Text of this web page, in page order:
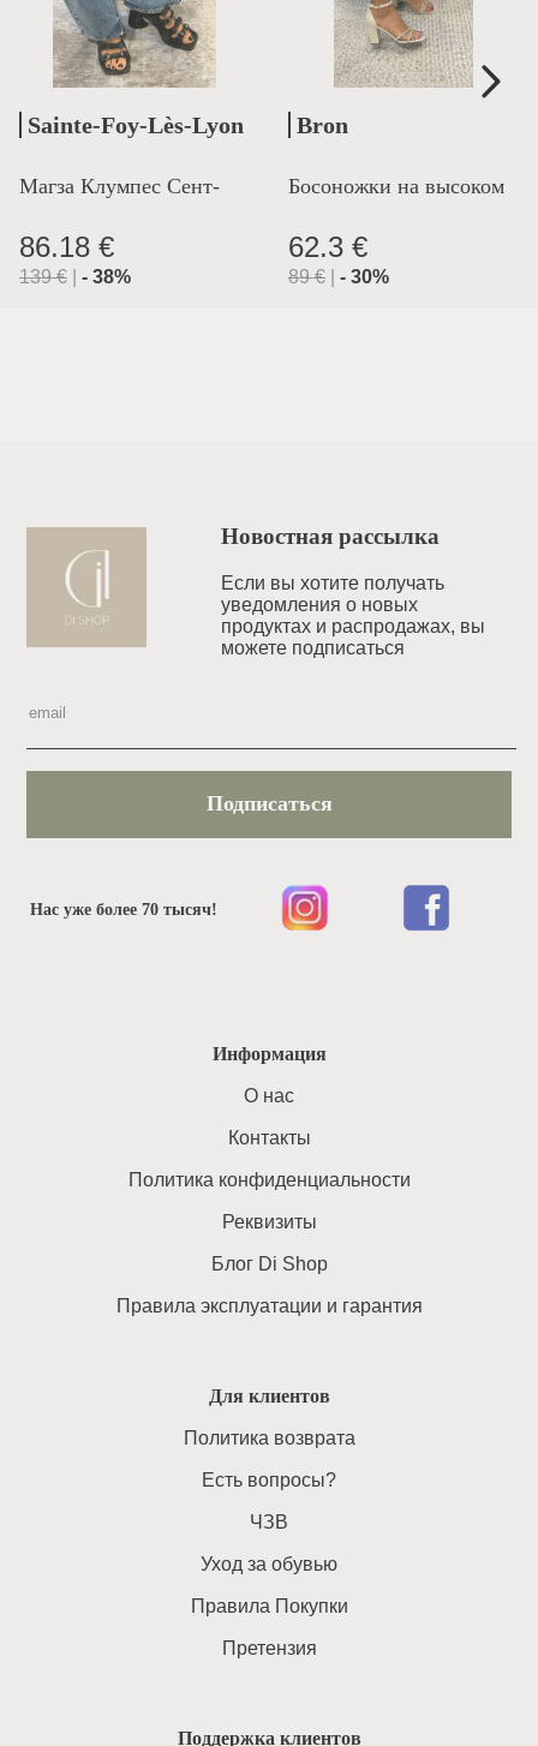
Sainte-Foy-Lès-Lyon
Магза Клумпес Сент-
Лион
86.18 €
139€ - 38%
Bron
Босоножки на высоком
каблуке
62.3 €
89€ - 30%
Информация
O нас
Контакты
Политика конфиденциальности
Реквизиты
Блог Di Shop
Правила эксплуатации и гарантия
Для клиентов
Политика возврата
Есть вопросы?
ЧЗВ
Уход за обувью
Правила Покупки
Претензия
Поддержка клиентов
Новостная рассылка
Если вы хотите получать
уведомления o новых
продуктах и распродажах, вы
можете подписаться
Подписаться
Нас уже более 70 тысяч!